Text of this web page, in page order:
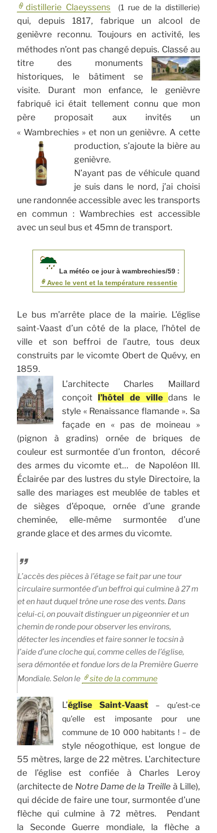
distillerie Claeyssens (1 rue de la distillerie)
qui, depuis 1817, fabrique un alcool de
genièvre reconnu. Toujours en activité, les
méthodes n’ont pas changé depuis. Classé au
titre des monuments
historiques, le bâtiment se
visite. Durant mon enfance, le genièvre
fabriqué ici était tellement connu que mon
père proposait aux invités un
« Wambrechies » et non un genièvre. A cette
production, s’ajoute la bière au
genièvre.
N’ayant pas de véhicule quand
je suis dans le nord, j’ai choisi
une randonnée accessible avec les transports
en commun : Wambrechies est accessible
avec un seul bus et 45mn de transport.
La météo ce jour à wambrechies/59 :
Avec le vent et la température ressentie
Le bus m’arrête place de la mairie. L’église
saint-Vaast d’un côté de la place, l’hôtel de
ville et son beffroi de l’autre, tous deux
construits par le vicomte Obert de Quévy, en
1859.
L’architecte Charles Maillard
conçoitl’hôtel de ville dans le
style « Renaissance flamande ». Sa
façade en « pas de moineau »
(pignon à gradins) ornée de briques de
couleur est surmontée d’un fronton, décoré
des armes du vicomte et… de Napoléon III.
Éclairée par des lustres du style Directoire, la
salle des mariages est meublée de tables et
de sièges d’époque, ornée d’une grande
cheminée, elle-même surmontée d’une
grande glace et des armes du vicomte.
L’accès des pièces à l’étage se fait par une tour
circulaire surmontée d’un beffroi qui culmine à 27 m
et en haut duquel trône une rose des vents. Dans
celui-ci, on pouvait distinguer un pigeonnier et un
chemin de ronde pour observer les environs,
détecter les incendies et faire sonner le tocsin à
l’aide d’une cloche qui, comme celles de l’église,
sera démontée et fondue lors de la Première Guerre
Mondiale. Selon le
site de la commune
L’église Saint-Vaast
– qu’est-ce
qu’elle est imposante pour une
commune de 10 000 habitants ! – de
style néogothique, est longue de
55 mètres, large de 22 mètres. L’architecture
de l’église est confiée à Charles Leroy
(architecte de Notre Dame de la Treille à Lille),
qui décide de faire une tour, surmontée d’une
flèche qui culmine à 72 mètres. Pendant
la Seconde Guerre mondiale, la flèche a